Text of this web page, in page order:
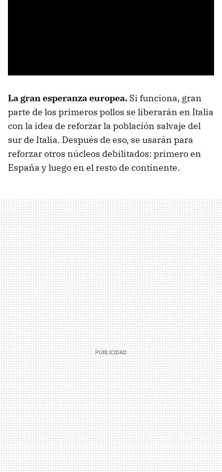
La gran esperanza europea. Si funciona, gran
parte de los primeros pollos se liberarán en Italia
con la idea de reforzar la población salvaje del
sur de Italia. Después de eso, se usarán para
reforzar otros núcleos debilitados: primero en
España y luego en el resto de continente.